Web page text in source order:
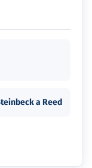
a Reed